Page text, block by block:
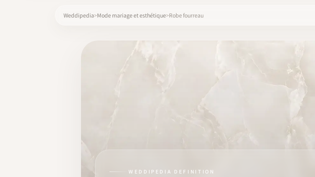
×
Weddipedia Mode mariage et esthétique Robe fourreau
WEDDIPEDIA DEFINITION